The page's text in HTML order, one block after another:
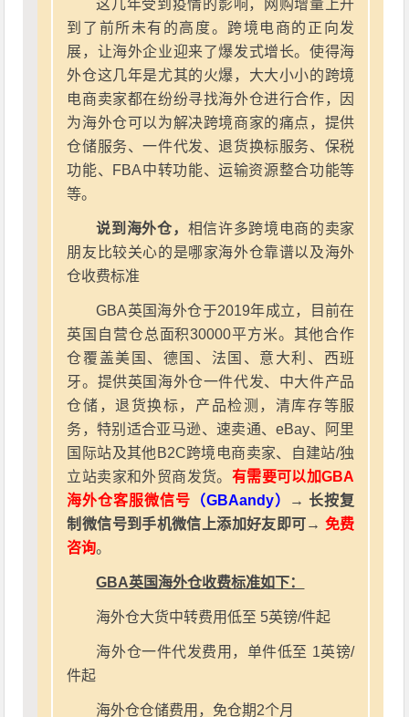
这几年受到疫情的影响，网购增量上升
到了前所未有的高度。跨境电商的正向发
展，让海外企业迎来了爆发式增长。使得海
外仓这几年是尤其的火爆，大大小小的跨境
电商卖家都在纷纷寻找海外仓进行合作，因
为海外仓可以为解决跨境商家的痛点，提供
仓储服务、一件代发、退货换标服务、保税
功能、FBA中转功能、运输资源整合功能等
等。
说到海外仓， 相信许多跨境电商的卖家
朋友比较关心的是哪家海外仓靠谱以及海外
仓收费标准
GBA英国海外仓于2019年成立，目前在
英国自营仓总面积30000平方米。其他合作
仓覆盖美国、德国、法国、意大利、西班
牙。提供英国海外仓一件代发、中大件产品
仓储，退货换标，产品检测，清库存等服
务，特别适合亚马逊、速卖通、eBay、阿里
国际站及其他B2C跨境电商卖家、自建站/独
立站卖家和外贸商发货。 有需要可以加GBA
海外仓客服微信号 （GBAandy）
→ 长按复
制微信号到手机微信上添加好友即可→ 免费
咨询。
GBA英国海外仓收费标准如下：
海外仓大货中转费用低至 5英镑/件起
海外仓一件代发费用，单件低至 1英镑/
件起
海外仓仓储费用，免仓期2个月